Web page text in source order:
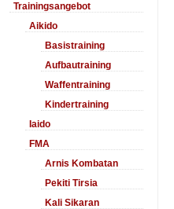
Trainingsangebot
Aikido
Basistraining
Aufbautraining
Waffentraining
Kindertraining
Iaido
FMA
Arnis Kombatan
Pekiti Tirsia
Kali Sikaran